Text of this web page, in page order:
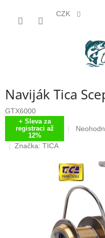
CZK
Naviják Tica
GTX6000
+ Sleva za
registraci až
12%
0,0
z
5
hvězdiček.
Značka: TICA